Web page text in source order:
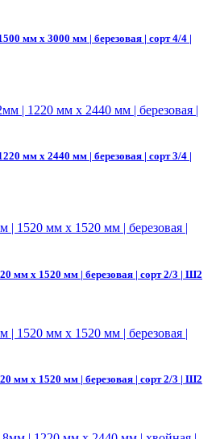
мм х 3000 мм | березовая | сорт 4/4 |
мм х 2440 мм | березовая | сорт 3/4 |
мм х 1520 мм | березовая | сорт 2/3 | Ш2
мм х 1520 мм | березовая | сорт 2/3 | Ш2